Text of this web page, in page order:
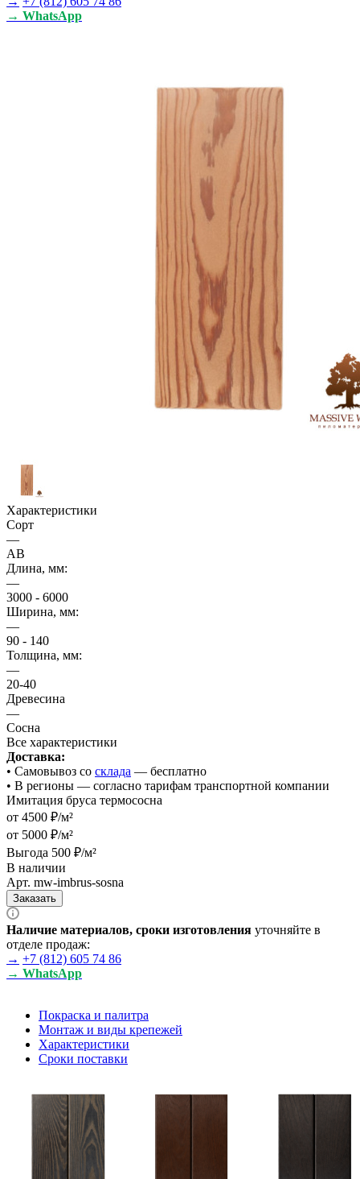
→ WhatsApp
Характеристики
Сорт
—
AB
Длина, мм:
—
3000 - 6000
Ширина, мм:
—
90 - 140
Толщина, мм:
—
20-40
Древесина
—
Сосна
Все характеристики
Доставка:
• Cамовывоз со склада — бесплатно
• В регионы — согласно тарифам транспортной компании
Имитация бруса термососна
от 4500 ₽/м²
от 5000 ₽/м²
Выгода 500 ₽/м²
В наличии
Арт. mw-imbrus-sosna
Заказать
Наличие материалов, сроки изготовления уточняйте в
отделе продаж:
→ +7 (812) 605 74 86
→ WhatsApp
Покраска и палитра
Монтаж и виды крепежей
Характеристики
Сроки поставки